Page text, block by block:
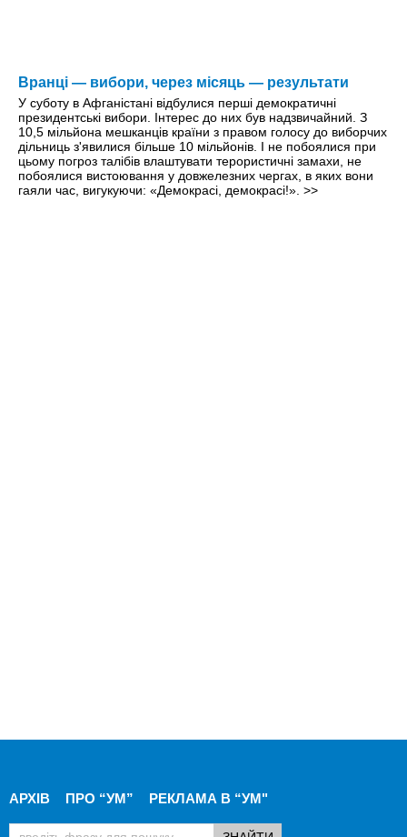
Вранці — вибори, через місяць — результати
У суботу в Афганістані відбулися перші демократичні
президентські вибори. Інтерес до них був надзвичайний. З
10,5 мільйона мешканців країни з правом голосу до виборчих
дільниць з'явилися більше 10 мільйонів. І не побоялися при
цьому погроз талібів влаштувати терористичні замахи, не
побоялися вистоювання у довжелезних чергах, в яких вони
гаяли час, вигукуючи: «Демокрасі, демокрасі!». >>
АРХІВ ПРО “УМ” РЕКЛАМА В “УМ"